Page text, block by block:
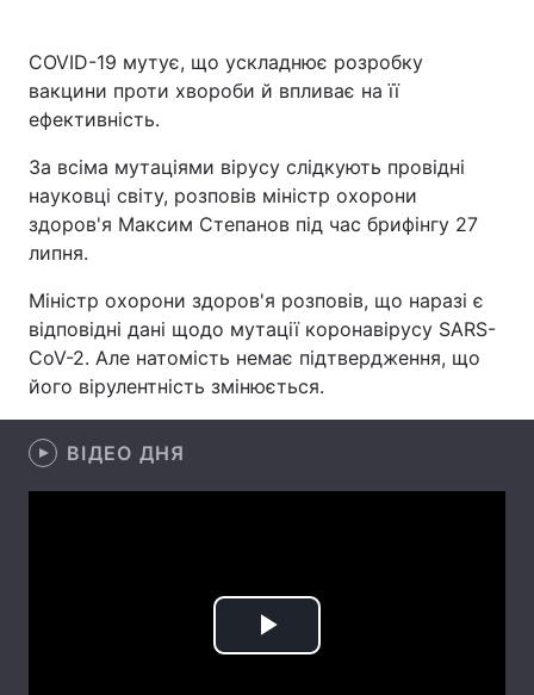
Головна
Україна Політика
Економіка Світ
Техно і зв'язок Лайт
Зброя Інциденти
Здоров'я
Цікавинки Погода
COVID-19 мутує, що ускладнює розробку
вакцини проти хвороби й впливає на її
ефективність.
За всіма мутаціями вірусу слідкують провідні
науковці світу, розповів міністр охорони
здоров'я Максим Степанов під час брифінгу 27
липня.
Міністр охорони здоров'я розповів, що наразі є
відповідні дані щодо мутації коронавірусу SARS-
CoV-2. Але натомість немає підтвердження, що
його вірулентність змінюється.
ВІДЕО ДНЯ
Play